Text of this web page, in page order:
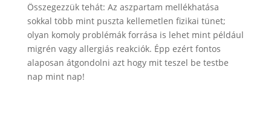
Összegezzük tehát: Az aszpartam mellékhatása
sokkal több mint puszta kellemetlen fizikai tünet;
olyan komoly problémák forrása is lehet mint például
migrén vagy allergiás reakciók. Épp ezért fontos
alaposan átgondolni azt hogy mit teszel be testbe
nap mint nap!